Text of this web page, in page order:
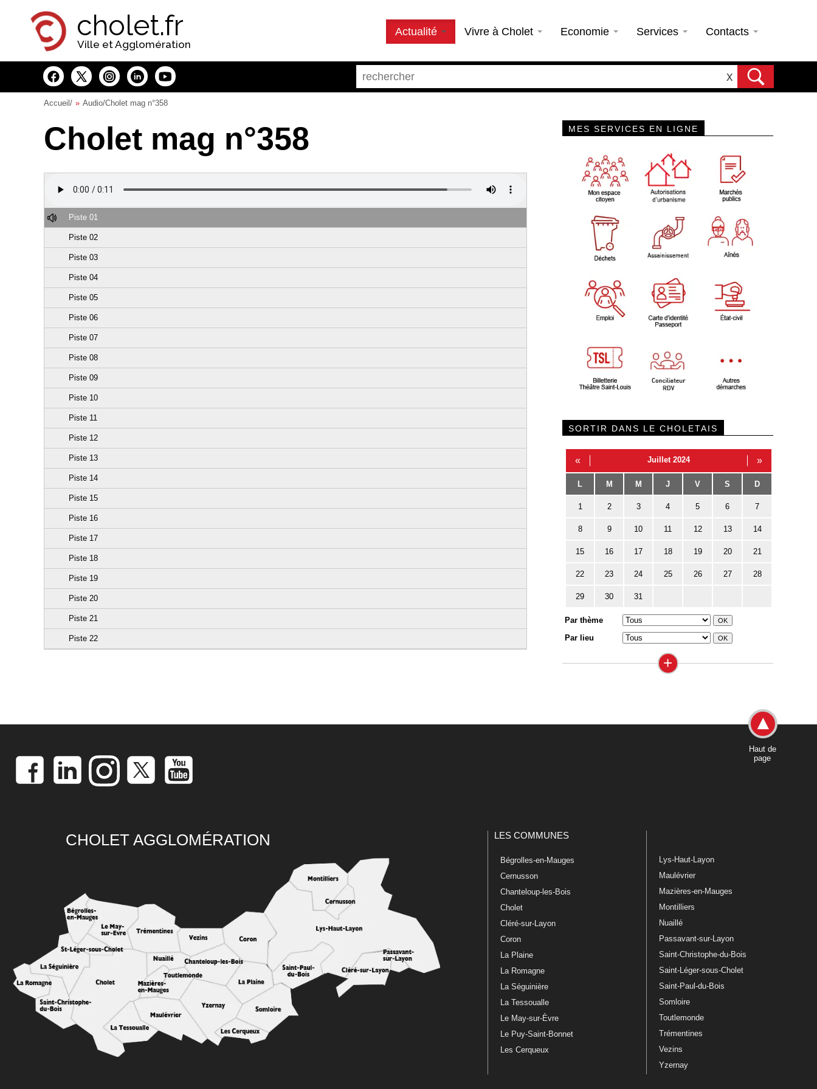
cholet.fr
Ville et Agglomération
Actualité Vivre à Cholet Economie Services Contacts
X
Accueil / Audio/Cholet mag n°358
Cholet mag n°358
Piste 01
Piste 02
Piste 03
Piste 04
Piste 05
Piste 06
Piste 07
Piste 08
Piste 09
Piste 10
Piste 11
Piste 12
Piste 13
Piste 14
Piste 15
Piste 16
Piste 17
Piste 18
Piste 19
Piste 20
Piste 21
Piste 22
MES SERVICES EN LIGNE
SORTIR DANS LE CHOLETAIS
« Juillet 2024 »
L M M J V S D
1 2 3 4 5 6 7
8 9 10 11 12 13 14
15 16 17 18 19 20 21
22 23 24 25 26 27 28
29 30 31
Par thème
Par lieu
+
Haut de
page
CHOLET AGGLOMÉRATION LES COMMUNES
Bégrolles-en-Mauges
Cernusson
Chanteloup-les-Bois
Cholet
Cléré-sur-Layon
Coron
La Plaine
La Romagne
La Séguinière
La Tessoualle
Le May-sur-Èvre
Le Puy-Saint-Bonnet
Les Cerqueux
Lys-Haut-Layon
Maulévrier
Mazières-en-Mauges
Montilliers
Nuaillé
Passavant-sur-Layon
Saint-Christophe-du-Bois
Saint-Léger-sous-Cholet
Saint-Paul-du-Bois
Somloire
Toutlemonde
Trémentines
Vezins
Yzernay